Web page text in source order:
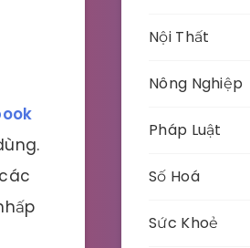
Nội Thất
Nông Nghiệp
Pháp Luật
Số Hoá
Sức Khoẻ